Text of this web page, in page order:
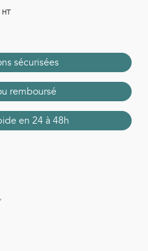
HT
sécurisées
remboursé
en 24 à 48h